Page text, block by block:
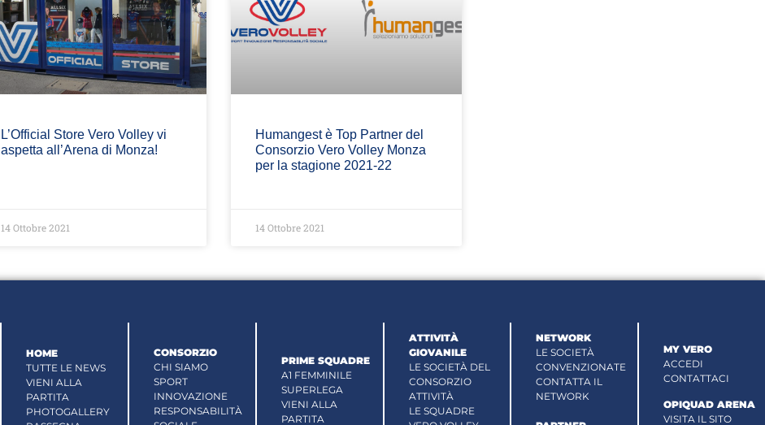
L’Official Store Vero Volley vi
aspetta all’Arena di Monza!
14 Ottobre 2021
Humangest è Top Partner del
Consorzio Vero Volley Monza
per la stagione 2021-22
14 Ottobre 2021
HOME
TUTTE LE NEWS
VIENI ALLA
PARTITA
PHOTOGALLERY
CONSORZIO
CHI SIAMO
SPORT
INNOVAZIONE
RESPONSABILITÀ
PRIME SQUADRE
A1 FEMMINILE
SUPERLEGA
VIENI ALLA
PARTITA
ATTIVITÀ
GIOVANILE
LE SOCIETÀ DEL
CONSORZIO
ATTIVITÀ
LE SQUADRE
NETWORK
LE SOCIETÀ
CONVENZIONATE
CONTATTA IL
NETWORK
MY VERO
ACCEDI
CONTATTACI
OPIQUAD ARENA
VISITA IL SITO